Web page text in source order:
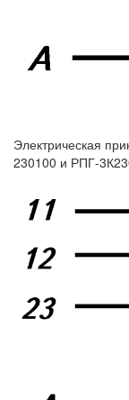
Электрическая
230100 и РПГ-